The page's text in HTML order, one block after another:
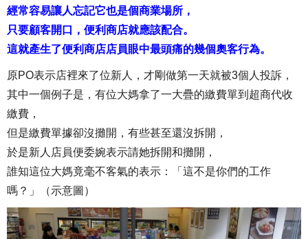
經常容易讓人忘記它也是個商業場所，
只要顧客開口，便利商店就應該配合。
這就產生了便利商店店員眼中最頭痛的幾個奧客行為。
原PO表示店裡來了位新人，才剛做第一天就被3個人投訴，
其中一個例子是，有位大媽拿了一大疊的繳費單到超商代收
繳費，
但是繳費單據卻沒攤開，有些甚至還沒拆開，
於是新人店員便委婉表示請她拆開和攤開，
誰知這位大媽竟毫不客氣的表示：「這不是你們的工作
嗎？」（示意圖）